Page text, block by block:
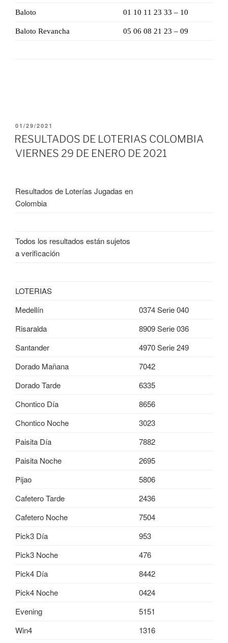
Baloto 01 10 11 23 33 – 10
Baloto Revancha 05 06 08 21 23 – 09
PUBLICADO
EL
01/29/2021
RESULTADOS DE LOTERIAS COLOMBIA
VIERNES 29 DE ENERO DE 2021
Resultados de Loterías Jugadas en
Colombia
Todos los resultados están sujetos
a verificación
LOTERIAS
Medellín
0374 Serie 040
Risaralda
8909 Serie 036
Santander
4970 Serie 249
Dorado Mañana
7042
Dorado Tarde
6335
Chontico Día
8656
Chontico Noche
3023
Paisita Día
7882
Paisita Noche
2695
Pijao
5806
Cafetero Tarde
2436
Cafetero Noche
7504
Pick3 Día
953
Pick3 Noche
476
Pick4 Día
8442
Pick4 Noche
0424
Evening
5151
Win4
1316